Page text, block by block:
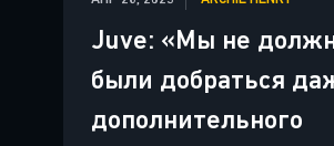
Juve: «Мы не
были добраться
дополнительного